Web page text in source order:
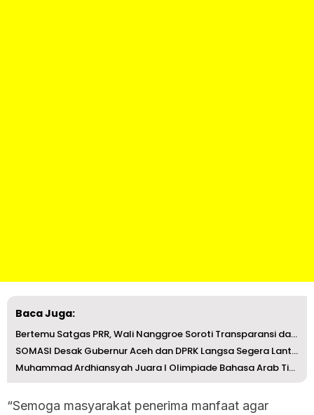
Baca Juga:
Bertemu Satgas PRR, Wali Nanggroe Soroti Transparansi dan...
SOMASI Desak Gubernur Aceh dan DPRK Langsa Segera Lantik ...
Muhammad Ardhiansyah Juara I Olimpiade Bahasa Arab Tingka...
“Semoga masyarakat penerima manfaat agar